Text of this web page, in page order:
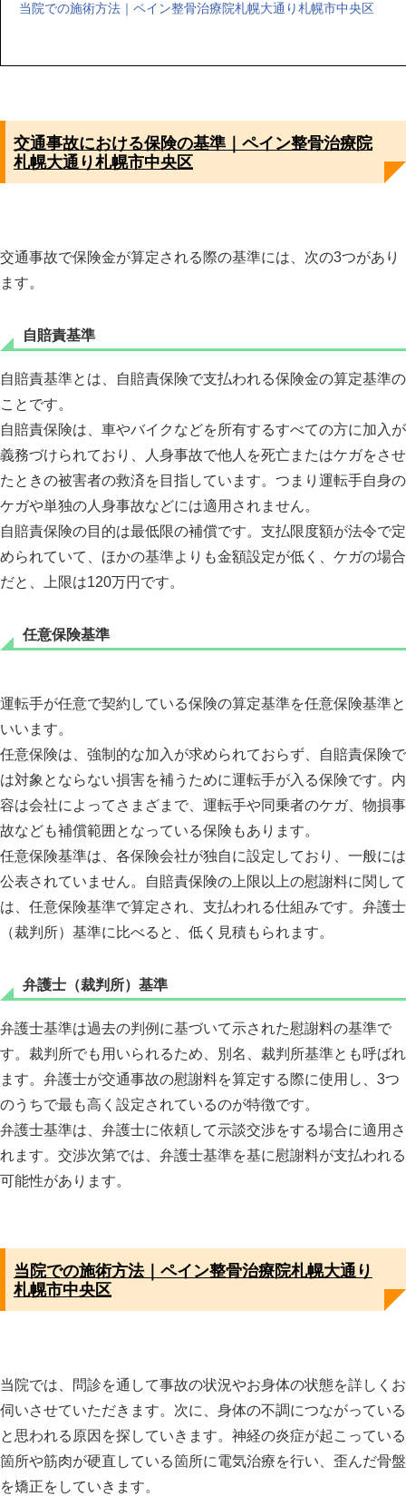
当院での施術方法｜ペイン整骨治療院札幌大通り札幌市中央区
交通事故における保険の基準｜ペイン整骨治療院
札幌大通り札幌市中央区
交通事故で保険金が算定される際の基準には、次の3つがあり
ます。
自賠責基準
自賠責基準とは、自賠責保険で支払われる保険金の算定基準の
ことです。
自賠責保険は、車やバイクなどを所有するすべての方に加入が
義務づけられており、人身事故で他人を死亡またはケガをさせ
たときの被害者の救済を目指しています。つまり運転手自身の
ケガや単独の人身事故などには適用されません。
自賠責保険の目的は最低限の補償です。支払限度額が法令で定
められていて、ほかの基準よりも金額設定が低く、ケガの場合
だと、上限は120万円です。
任意保険基準
運転手が任意で契約している保険の算定基準を任意保険基準と
いいます。
任意保険は、強制的な加入が求められておらず、自賠責保険で
は対象とならない損害を補うために運転手が入る保険です。内
容は会社によってさまざまで、運転手や同乗者のケガ、物損事
故なども補償範囲となっている保険もあります。
任意保険基準は、各保険会社が独自に設定しており、一般には
公表されていません。自賠責保険の上限以上の慰謝料に関して
は、任意保険基準で算定され、支払われる仕組みです。弁護士
（裁判所）基準に比べると、低く見積もられます。
弁護士（裁判所）基準
弁護士基準は過去の判例に基づいて示された慰謝料の基準で
す。裁判所でも用いられるため、別名、裁判所基準とも呼ばれ
ます。弁護士が交通事故の慰謝料を算定する際に使用し、3つ
のうちで最も高く設定されているのが特徴です。
弁護士基準は、弁護士に依頼して示談交渉をする場合に適用さ
れます。交渉次第では、弁護士基準を基に慰謝料が支払われる
可能性があります。
当院での施術方法｜ペイン整骨治療院札幌大通り
札幌市中央区
当院では、問診を通して事故の状況やお身体の状態を詳しくお
伺いさせていただきます。次に、身体の不調につながっている
と思われる原因を探していきます。神経の炎症が起こっている
箇所や筋肉が硬直している箇所に電気治療を行い、歪んだ骨盤
を矯正をしていきます。